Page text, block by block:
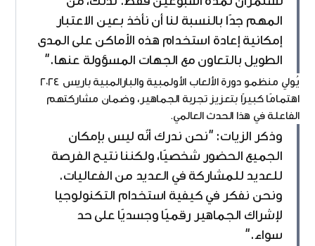
المهم جدًا بالنسبة لنا أن نأخذ بعين الاعتبار
إمكانية إعادة استخدام هذه الأماكن على المدى
الطويل بالتعاون مع الجهات المسؤولة عنها."
يُولي منظمو دورة الألعاب الأولمبية والبارالمبية باريس ٢٠٢٤
اهتمامًا كبيرًا بتعزيز تجربة الجماهير، وضمان مشاركتهم
الفاعلة في هذا الحدث العالمي.
وذكر الزيات: "نحن ندرك أنّه ليس بإمكان
الجميع الحضور شخصيًا، ولكننا نتيح الفرصة
للعديد للمشاركة في العديد من الفعاليات.
ونحن نفكر في كيفية استخدام التكنولوجيا
لإشراك الجماهير رقميًا وجسديًا على حد
سواء."